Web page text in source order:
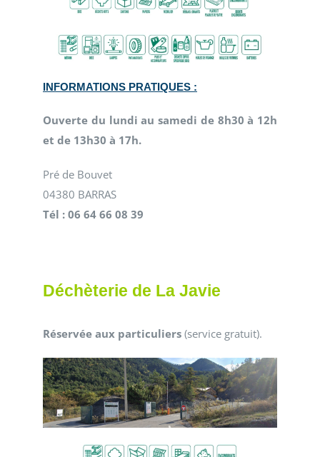
INFORMATIONS PRATIQUES :
Ouverte du lundi au samedi de 8h30 à 12h
et de 13h30 à 17h.
Pré de Bouvet
04380 BARRAS
Tél : 06 64 66 08 39
Déchèterie de La Javie
Réservée aux particuliers (service gratuit).